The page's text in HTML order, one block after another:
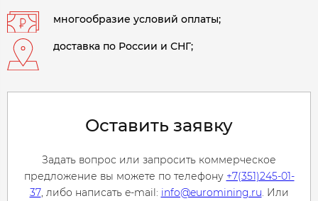
многообразие условий оплаты;
доставка по России и СНГ;
Оставить заявку
Задать вопрос или запросить коммерческое
предложение вы можете по телефону +7(351)245-01-
37, либо написать e-mail: info@euromining.ru. Или